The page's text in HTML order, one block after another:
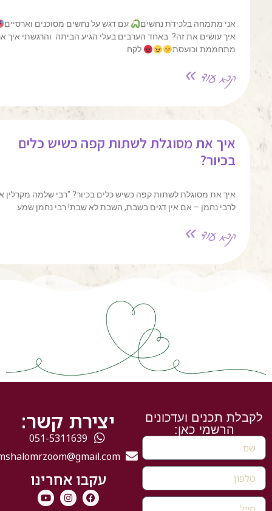
אני מתמחה בלכידת נחשים עם דגש על נחשים מסוכנים וארסיים
.
איך עושים את זה? באחד הערבים בעלי הגיע הביתה והרגשתי איך אני
מתחממת וכועסת
לקח
קרא עוד »
איך את מסוגלת לשתות קפה כשיש כלים
בכיור?
איך את מסוגלת לשתות קפה כשיש כלים בכיור? "רבי שלמה מקרלין אמר
לרבי נחמן – אם אין דגים בשבת, השבת לא שבת! רבי נחמן שמע
קרא עוד »
תכנים ועדכונים
הרשמי כאן:
יצירת קשר:
051-5311639
mshalomrzoom@gmail.com
עקבו אחרינו